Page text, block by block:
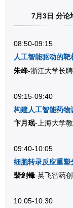
7月3日 分论
08:50-09:15
人工智能驱动的
朱峰-浙江大学长
09:15-09:40
构建人工智能药物
卞月珉-上海大学
09:40-10:05
细胞转录反应重塑
裴剑锋-英飞智药
10:05-10:30